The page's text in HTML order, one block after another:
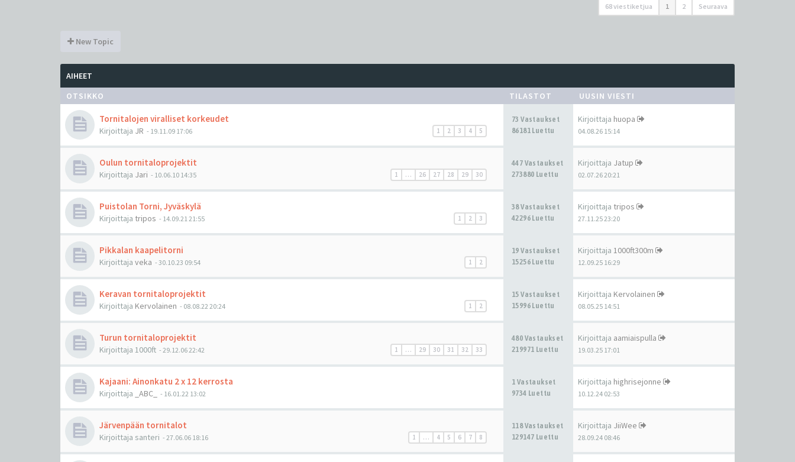
68 viestiketjua 1 2 Seuraava
New Topic
AIHEET
OTSIKKO
TILASTOT UUSIN VIESTI
Tornitalojen viralliset korkeudet
1 2 3 4 5
Kirjoittaja JR - 19.11.09 17:06
73 Vastaukset
86181 Luettu
Kirjoittaja huopa
04.08.26 15:14
Oulun tornitaloprojektit
1 … 26 27 28 29 30
Kirjoittaja Jari - 10.06.10 14:35
447 Vastaukset
273880 Luettu
Kirjoittaja Jatup
02.07.26 20:21
Puistolan Torni, Jyväskylä
1 2 3
Kirjoittaja tripos - 14.09.21 21:55
38 Vastaukset
42296 Luettu
Kirjoittaja tripos
27.11.25 23:20
Pikkalan kaapelitorni
1 2
Kirjoittaja veka - 30.10.23 09:54
19 Vastaukset
15256 Luettu
Kirjoittaja 1000ft300m
12.09.25 16:29
Keravan tornitaloprojektit
1 2
Kirjoittaja Kervolainen - 08.08.22 20:24
15 Vastaukset
15996 Luettu
Kirjoittaja Kervolainen
08.05.25 14:51
Turun tornitaloprojektit
1 … 29 30 31 32 33
Kirjoittaja 1000ft - 29.12.06 22:42
480 Vastaukset
219971 Luettu
Kirjoittaja aamiaispulla
19.03.25 17:01
Kajaani: Ainonkatu 2 x 12 kerrosta
Kirjoittaja _ABC_ - 16.01.22 13:02
1 Vastaukset
9734 Luettu
Kirjoittaja highrisejonne
10.12.24 02:53
Järvenpään tornitalot
1 … 4 5 6 7 8
Kirjoittaja santeri - 27.06.06 18:16
118 Vastaukset
129147 Luettu
Kirjoittaja JiiWee
28.09.24 08:46